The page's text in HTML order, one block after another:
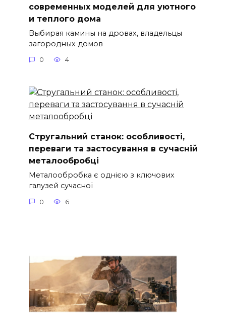
современных моделей для уютного
и теплого дома
Выбирая камины на дровах, владельцы
загородных домов
0 4
Стругальний станок: особливості,
переваги та застосування в сучасній
металообробці
Металообробка є однією з ключових
галузей сучасної
0 6